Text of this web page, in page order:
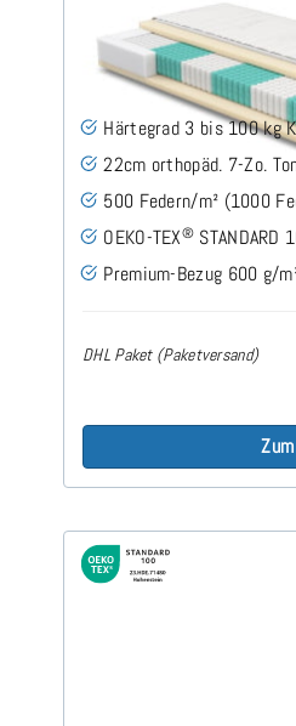
SERA H3 (TENCEL™
cm
Härtegrad 3 bis 100 kg
22cm orthopäd. 7-Zo.
500 Federn/m² (1000
OEKO-TEX®
Premium-Bezug 600 g/
DHL Paket (Paketversand)